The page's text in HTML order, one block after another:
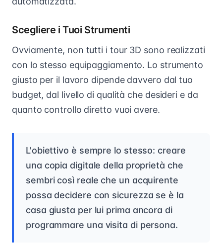
Scegliere i Tuoi Strumenti
Ovviamente, non tutti i tour 3D sono realizzati
con lo stesso equipaggiamento. Lo strumento
giusto per il lavoro dipende davvero dal tuo
budget, dal livello di qualità che desideri e da
quanto controllo diretto vuoi avere.
L'obiettivo è sempre lo stesso: creare
una copia digitale della proprietà che
sembri così reale che un acquirente
possa decidere con sicurezza se è la
casa giusta per lui prima ancora di
programmare una visita di persona.